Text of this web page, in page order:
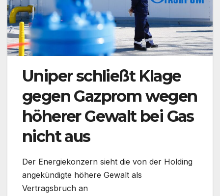
Uniper schließt Klage
gegen Gazprom wegen
höherer Gewalt bei Gas
nicht aus
Der Energiekonzern sieht die von der Holding
angekündigte höhere Gewalt als
Vertragsbruch an